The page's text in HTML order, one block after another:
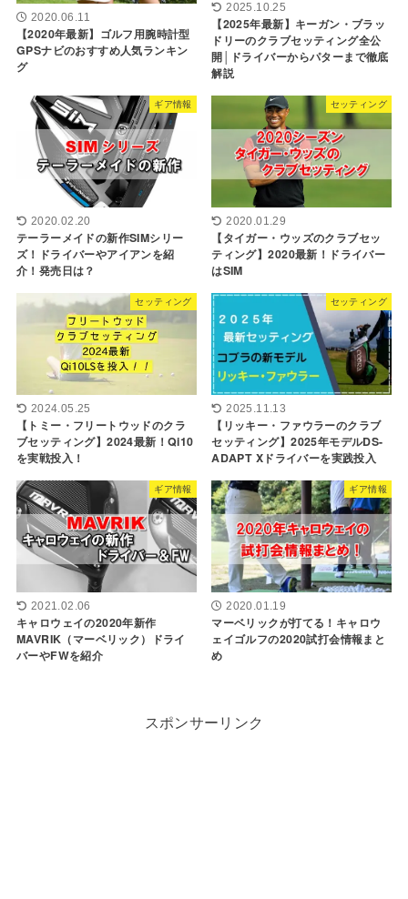
2020.06.11
【2020年最新】ゴルフ用腕時計型
GPSナビのおすすめ人気ランキン
グ
2025.10.25
【2025年最新】キーガン・ブラッ
ドリーのクラブセッティング全公
開│ドライバーからパターまで徹底
解説
ギア情報
2020.02.20
テーラーメイドの新作SIMシリー
ズ！ドライバーやアイアンを紹
介！発売日は？
セッティング
2020.01.29
【タイガー・ウッズのクラブセッ
ティング】2020最新！ドライバー
はSIM
セッティング
2024.05.25
【トミー・フリートウッドのクラ
ブセッティング】2024最新！Qi10
を実戦投入！
セッティング
2025.11.13
【リッキー・ファウラーのクラブ
セッティング】2025年モデルDS-
ADAPT Xドライバーを実践投入
ギア情報
2021.02.06
キャロウェイの2020年新作
MAVRIK（マーベリック）ドライ
バーやFWを紹介
ギア情報
2020.01.19
マーベリックが打てる！キャロウ
ェイゴルフの2020試打会情報まと
め
スポンサーリンク